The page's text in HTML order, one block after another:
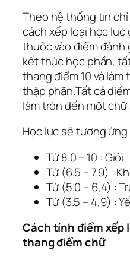
Theo hệ thống tín
cách xếp loại học
thuộc vào điểm đánh
kết thúc học phần,
thang điểm 10 và
thập phân.Tất cả
làm tròn đến một
Học lực sẽ tương
Từ 8.0 – 10 : Giỏi
Từ (6.5 – 7.9) :
Từ (5.0 – 6,4) :
Từ (3.5 – 4,9) :
Cách tính điểm xếp
thang điểm chữ